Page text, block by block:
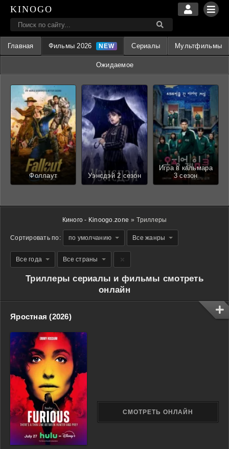
KINOGO
Главная Фильмы 2026 Сериалы Мультфильмы
Ожидаемое
Фоллаут Уэнсдэй 2 сезон
Игра в кальмара
3 сезон
Киного - Kinoogo.zone » Триллеры
Сортировать по: по умолчанию Все жанры
Все года Все страны
Триллеры сериалы и фильмы смотреть
онлайн
Яростная (2026)
СМОТРЕТЬ ОНЛАЙН